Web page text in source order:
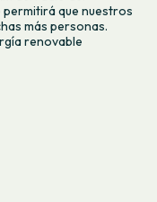
que nuestros
más personas.
renovable